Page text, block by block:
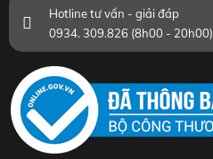
Hotline tư vấn - giải đáp
0934. 309.826 (8h00 - 20h00)